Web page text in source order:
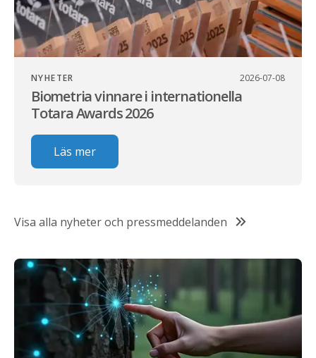
NYHETER 2026-07-08
Biometria vinnare i internationella
Totara Awards 2026
Läs mer
Visa alla nyheter och pressmeddelanden